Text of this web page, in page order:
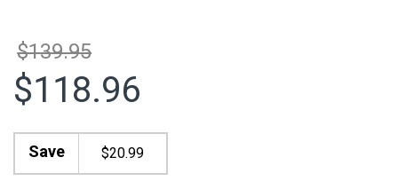
$139.95
$118.96
Save $20.99